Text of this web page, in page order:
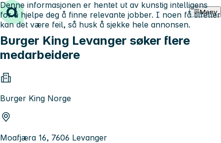
Hopp til innhold Meny
Burger King Levanger søker flere
medarbeidere
Burger King Norge
Moafjæra 16, 7606 Levanger
Denne informasjonen er hentet ut av kunstig intelligens
for å hjelpe deg å finne relevante jobber. I noen få tilfeller
kan det være feil, så husk å sjekke hele annonsen.